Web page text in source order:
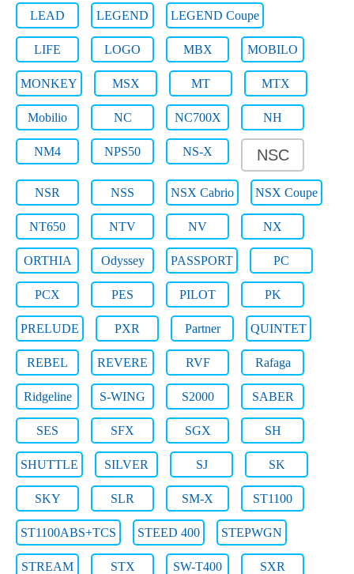
LEAD LEGEND LEGEND Coupe
LIFE LOGO MBX MOBILO
MONKEY MSX MT MTX
Mobilio NC NC700X NH
NM4 NPS50 NS-X NSC
NSR NSS NSX Cabrio NSX Coupe
NT650 NTV NV NX
ORTHIA Odyssey PASSPORT PC
PCX PES PILOT PK
PRELUDE PXR Partner QUINTET
REBEL REVERE RVF Rafaga
Ridgeline S-WING S2000 SABER
SES SFX SGX SH
SHUTTLE SILVER SJ SK
SKY SLR SM-X ST1100
ST1100ABS+TCS STEED 400 STEPWGN
STREAM STX SW-T400 SXR